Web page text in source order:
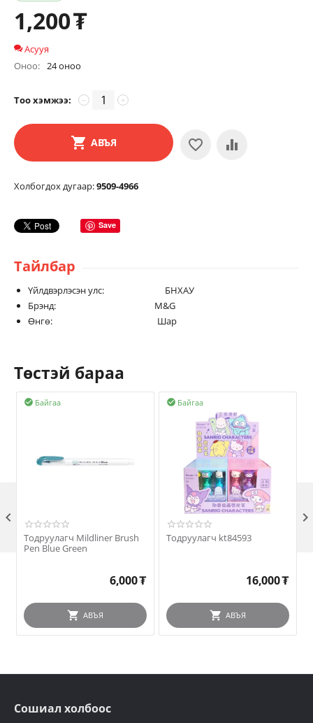
1,200₮
Асууя
Оноо: 24 оноо
Тоо хэмжээ: +
−
АВЪЯ
Холбогдох дугаар:9509-4966
Save
Тайлбар
Үйлдвэрлэсэн улс: БНХАУ
Брэнд: M&G
Өнгө: Шар
Төстэй бараа
Байгаа

Тодруулагч Mildliner Brush
Pen Blue Green
6,000₮
АВЪЯ
Байгаа

Тодруулагч kt84593
16,000₮
АВЪЯ
 
Сошиал холбоос